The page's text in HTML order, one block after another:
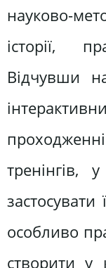
науково-
історії,
Відчувши
застосувати
особливо
створити у